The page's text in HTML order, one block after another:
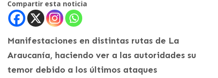
Compartir esta noticia
Manifestaciones en distintas rutas de La
Araucanía, haciendo ver a las autoridades su
temor debido a los últimos ataques